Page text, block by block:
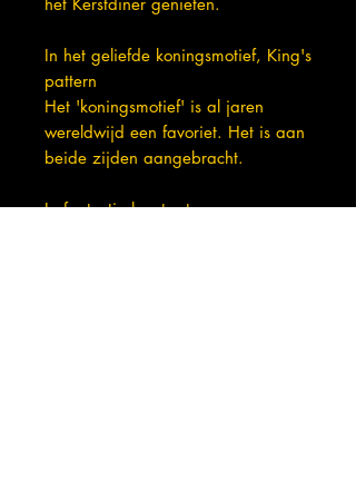
In het geliefde koningsmotief, King's
pattern
Het 'koningsmotief' is al jaren
wereldwijd een favoriet. Het is aan
beide zijden aangebracht.
In fantastische staat